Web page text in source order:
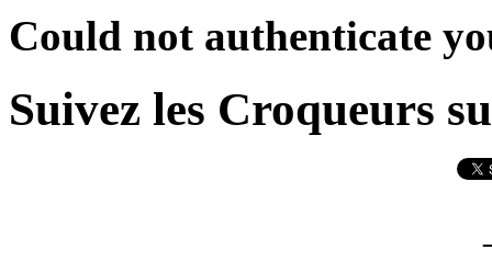
Could not authenticate
Suivez les Croqueurs